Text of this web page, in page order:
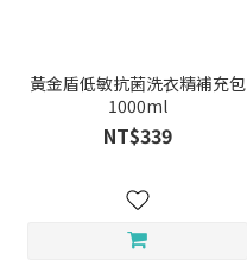
黃金盾低敏抗菌洗衣精補充包
1000ml
NT$339